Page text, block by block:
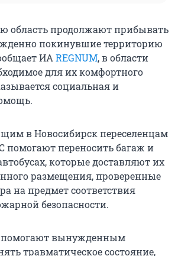
область продолжают прибывать
покинувшие территорию
ИА REGNUM, в области
для их комфортного
социальная и
в Новосибирск переселенцам
помогают переносить багаж и
которые доставляют их
размещения, проверенные
на предмет соответствия
безопасности.
вынужденным
травматическое состояние,